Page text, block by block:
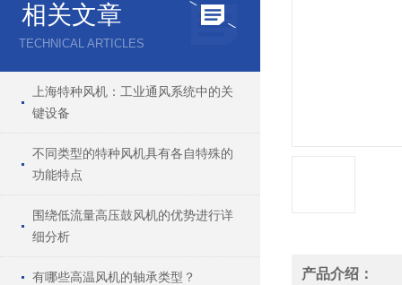
相关文章
TECHNICAL ARTICLES
上海特种风机：工业通风系统中的关
键设备
不同类型的特种风机具有各自特殊的
功能特点
围绕低流量高压鼓风机的优势进行详
细分析
有哪些高温风机的轴承类型？ 产品介绍：